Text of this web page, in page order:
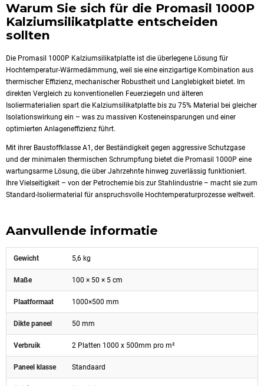
Warum Sie sich für die Promasil 1000P
Kalziumsilikatplatte entscheiden
sollten
Die Promasil 1000P Kalziumsilikatplatte ist die überlegene Lösung für
Hochtemperatur-Wärmedämmung, weil sie eine einzigartige Kombination aus
thermischer Effizienz, mechanischer Robustheit und Langlebigkeit bietet. Im
direkten Vergleich zu konventionellen Feuerziegeln und älteren
Isoliermaterialien spart die Kalziumsilikatplatte bis zu 75% Material bei gleicher
Isolationswirkung ein – was zu massiven Kosteneinsparungen und einer
optimierten Anlageneffizienz führt.
Mit ihrer Baustoffklasse A1, der Beständigkeit gegen aggressive Schutzgase
und der minimalen thermischen Schrumpfung bietet die Promasil 1000P eine
wartungsarme Lösung, die über Jahrzehnte hinweg zuverlässig funktioniert.
Ihre Vielseitigkeit – von der Petrochemie bis zur Stahlindustrie – macht sie zum
Standard-Isoliermaterial für anspruchsvolle Hochtemperaturprozesse weltweit.
Aanvullende informatie
Gewicht 5,6 kg
Maße 100 × 50 × 5 cm
Plaatformaat 1000×500 mm
Dikte paneel 50 mm
Verbruik 2 Platten 1000 x 500mm pro m²
Paneel klasse Standaard